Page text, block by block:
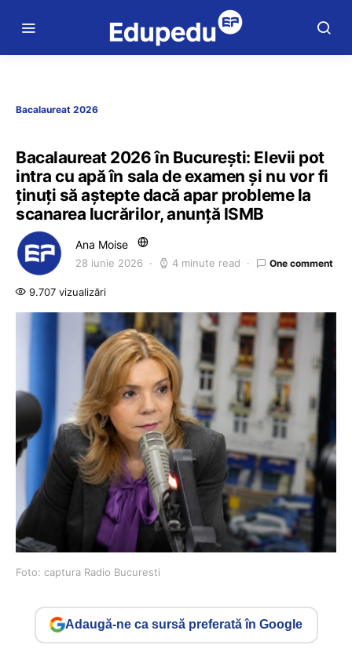
Bacalaureat 2026
Bacalaureat 2026 în București: Elevii pot
intra cu apă în sala de examen și nu vor fi
ținuți să aștepte dacă apar probleme la
scanarea lucrărilor, anunță ISMB
Ana Moise
28 iunie 2026 4 minute read One comment
9.707 vizualizări
Foto: captura Radio Bucuresti
Adaugă-ne ca sursă preferată în Google